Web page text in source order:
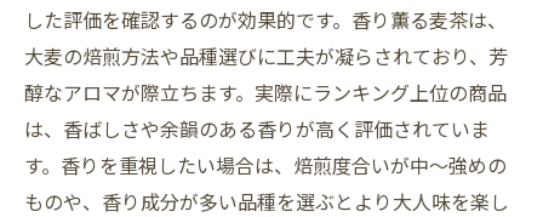
した評価を確認するのが効果的です。香り薫る麦茶は、
大麦の焙煎方法や品種選びに工夫が凝らされており、芳
醇なアロマが際立ちます。実際にランキング上位の商品
は、香ばしさや余韻のある香りが高く評価されていま
す。香りを重視したい場合は、焙煎度合いが中〜強めの
ものや、香り成分が多い品種を選ぶとより大人味を楽し